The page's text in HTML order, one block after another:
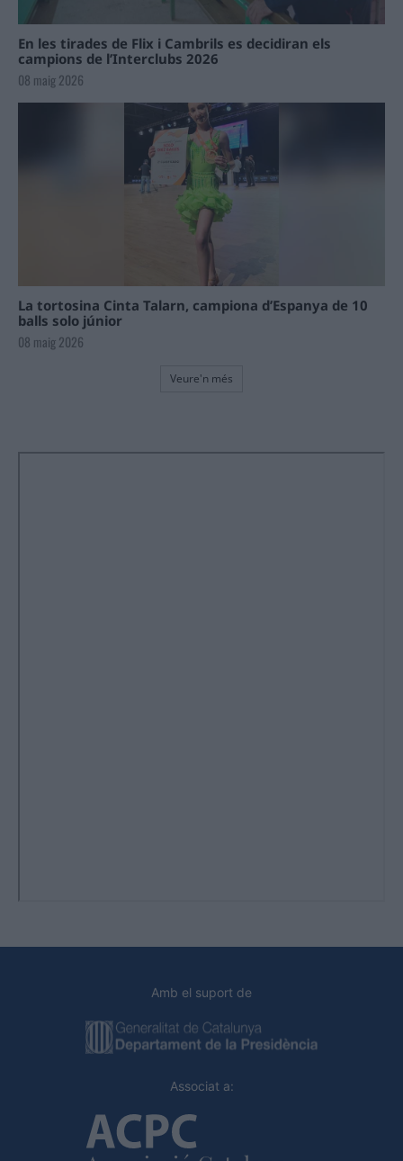
En les tirades de Flix i Cambrils es decidiran els
campions de l’Interclubs 2026
08 maig 2026
La tortosina Cinta Talarn, campiona d’Espanya de 10
balls solo júnior
08 maig 2026
Veure'n més
Amb el suport de
Associat a: